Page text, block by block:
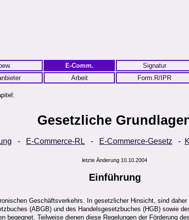
E-Comm. Signatur
Arbeit Form.R/IPR
Gesetzliche
- E-Commerce-RL - E-Commerce-Gesetz -
letzte Änderung 10.10.2004
Einführung
Geschäftsverkehrs. In gesetzlicher Hinsicht, sind
(ABGB) und des Handelsgesetzbuches (HGB) sowie
begegnet. Teilweise dienen diese Regelungen der Förderung